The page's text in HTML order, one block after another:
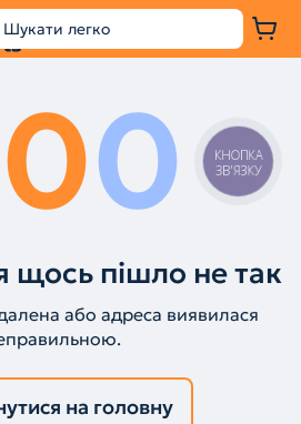
00
щось пішло не так
або адреса виявилася
на головну
КНОПКА
ЗВ'ЯЗКУ